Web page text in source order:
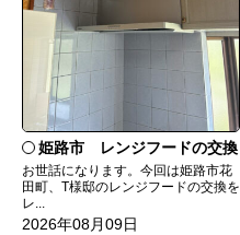
姫路市 レンジフードの交換
お世話になります。今回は姫路市花
田町、T様邸のレンジフードの交換を
レ...
2026年08月09日